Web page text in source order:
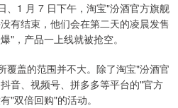
、1 月 7 日下午，淘宝"汾酒官方旗舰
有结束，他们会在第二天的凌晨发售
"，产品一上线就被抢空。
覆盖的范围并不大。除了淘宝"汾酒官
音、视频号、拼多多等平台的"官方
"双倍回购"的活动。